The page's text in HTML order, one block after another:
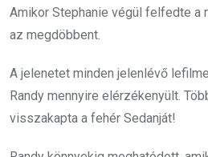
Amikor Stephanie végül felfedte a
az megdöbbent.
A jelenetet minden jelenlévő
Randy mennyire elérzékenyült.
visszakapta a fehér Sedanját!